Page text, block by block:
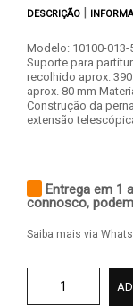
DESCRIÇÃO |
Modelo: 10100-
Suporte para
recolhido aprox.
aprox. 80 mm
Construção da
extensão
Entrega em 1
connosco,
Saiba mais via